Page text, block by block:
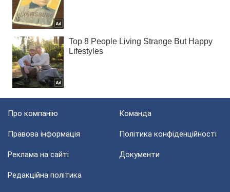
Про компанію Команда
Правова інформація Політика конфіденційності
Реклама на сайті Документи
Редакційна політика